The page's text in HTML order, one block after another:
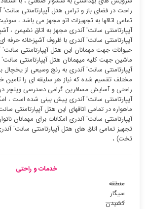
راحت در فضای باز و تراس هتل آپپارتامنتی سانت'
تمامی اتاقها به تجهیزات اتو مجهز می باشد ،
آپپارتامنتی سانت' آندری مجهز به اتاق نشیمن ،
آپپارتامنتی سانت' آندری با ظروف آشپزخانه حرفه ای
حیوانات جهت مهمانان این هتل آپپارتامنتی سانت'
ماشین جهت کلیه میهمانان هتل آپپارتامنتی سانت'
آپپارتامنتی سانت' آندری به رنج وسیعی از یخچال
مختلف تقسیم شده که نیاز هر سلیقه ای را تامین
راحتی و آسایش مسافرین گرامی دسترسی ویلچر
آپپارتامنتی سانت' آندری پیش بینی شده است ،
ماهواره در تمامی اتاقهای این هتل آپپارتامنتی
آپپارتامنتی سانت' آندری امکانات برای مهمانان
تجهیز تمامی اتاق های هتل آپپارتامنتی سانت'
تخت) ،
خدمات و راحتی
منطقه
سیگار
کشیدن